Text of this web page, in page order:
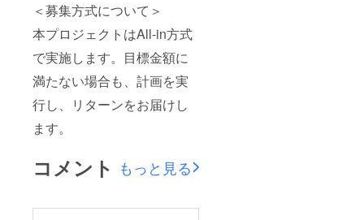
＜募集方式について＞
本プロジェクトはAll-in方式
で実施します。目標金額に
満たない場合も、計画を実
行し、リターンをお届けし
ます。
コメント もっと見る